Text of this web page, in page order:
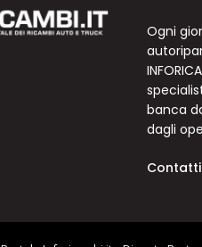
Ogni
banca
dagli